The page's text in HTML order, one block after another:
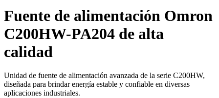
Fuente de alimentación Omron
C200HW-PA204 de alta
calidad
Unidad de fuente de alimentación avanzada de la serie C200HW,
diseñada para brindar energía estable y confiable en diversas
aplicaciones industriales.